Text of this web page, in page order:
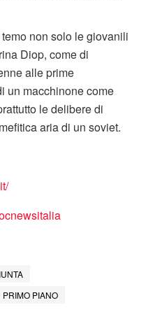
non solo le giovanili
Diop, come di
alle prime
un macchinone come
le delibere di
aria di un soviet.
PRIMO PIANO